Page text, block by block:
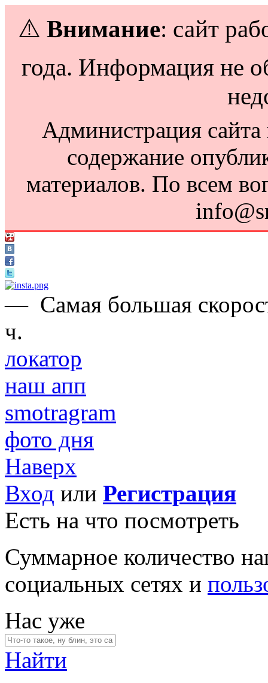
⚠️ Внимание: сайт
года. Информация не
Администрация сайта
содержание
материалов. По всем
— Самая большая
ч.
локатор
наш апп
smotragram
фото дня
Наверх
Вход или Регистрация
Есть на что посмотреть
Суммарное количество
социальных сетях и
Нас уже
Найти